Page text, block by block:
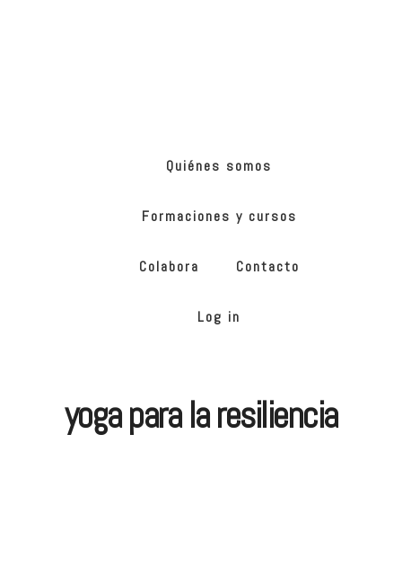
Quiénes somos
Formaciones y cursos
Colabora Contacto
Log in
yoga para la resiliencia